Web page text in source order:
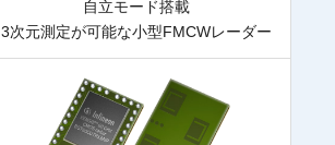
自立モード搭載
3次元測定が可能な小型FMCWレーダー